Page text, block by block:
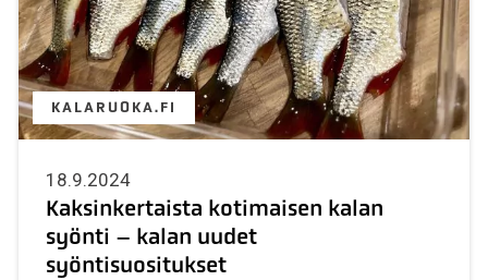
KALARUOKA.FI
18.9.2024
Kaksinkertaista kotimaisen kalan
syönti – kalan uudet
syöntisuositukset